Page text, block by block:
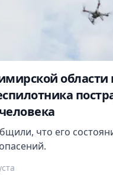
области
что его